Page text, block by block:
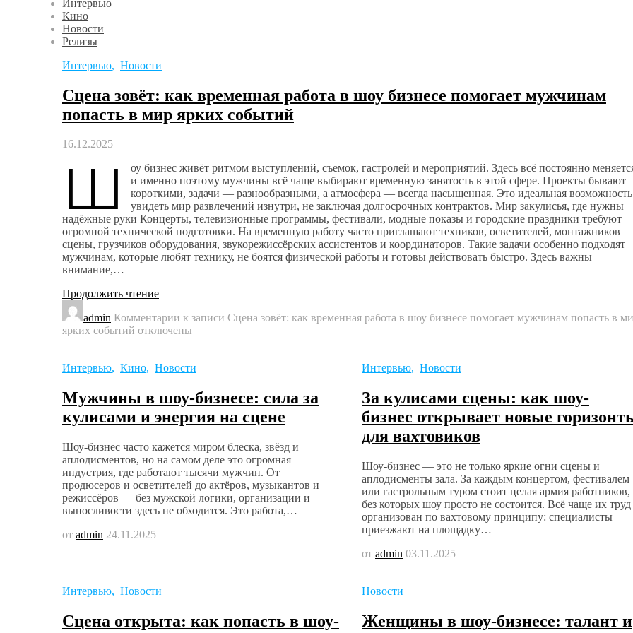
Интервью
Кино
Новости
Релизы
Интервью, Новости
Сцена зовёт: как временная работа в шоу бизнесе помогает мужчинам
попасть в мир ярких событий
16.12.2025
Ш
оу бизнес живёт ритмом выступлений, съемок, гастролей и мероприятий. Здесь всё постоянно
и именно поэтому мужчины всё чаще выбирают временную занятость в этой сфере. Проекты бывают
короткими, задачи — разнообразными, а атмосфера — всегда насыщенная. Это идеальная возможность
увидеть мир развлечений изнутри, не заключая долгосрочных контрактов. Мир закулисья, где нужны
надёжные руки Концерты, телевизионные программы, фестивали, модные показы и городские праздники требуют
огромной технической подготовки. На временную работу часто приглашают техников, осветителей, монтажников
сцены, грузчиков оборудования, звукорежиссёрских ассистентов и координаторов. Такие задачи особенно подходят
мужчинам, которые любят технику, не боятся физической работы и готовы действовать быстро. Здесь важны
внимание,…
Продолжить чтение
admin Комментарии к записи Сцена зовёт: как временная работа в шоу бизнесе помогает мужчинам попасть в
ярких событий отключены
Интервью, Кино, Новости
Мужчины в шоу-бизнесе: сила за
кулисами и энергия на сцене
Шоу-бизнес часто кажется миром блеска, звёзд и
аплодисментов, но на самом деле это огромная
индустрия, где работают тысячи мужчин. От
продюсеров и осветителей до актёров, музыкантов и
режиссёров — без мужской логики, организации и
выносливости здесь не обходится. Это работа,…
от admin 24.11.2025
Интервью, Новости
За кулисами сцены: как шоу-
бизнес открывает новые
для вахтовиков
Шоу-бизнес — это не только яркие огни сцены и
аплодисменты зала. За каждым концертом, фестивалем
или гастрольным туром стоит целая армия работников,
без которых шоу просто не состоится. Всё чаще их труд
организован по вахтовому принципу: специалисты
приезжают на площадку…
от admin 03.11.2025
Интервью, Новости
Сцена открыта: как попасть в шоу-
Новости
Женщины в шоу-бизнесе: талант и